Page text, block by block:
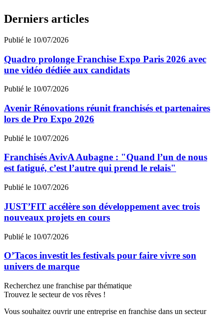
Derniers articles
Publié le 10/07/2026
Quadro prolonge Franchise Expo Paris 2026 avec
une vidéo dédiée aux candidats
Publié le 10/07/2026
Avenir Rénovations réunit franchisés et partenaires
lors de Pro Expo 2026
Publié le 10/07/2026
Franchisés AvivA Aubagne : "Quand l’un de nous
est fatigué, c’est l’autre qui prend le relais"
Publié le 10/07/2026
JUST’FIT accélère son développement avec trois
nouveaux projets en cours
Publié le 10/07/2026
O’Tacos investit les festivals pour faire vivre son
univers de marque
Recherchez une franchise par thématique
Trouvez le secteur de vos rêves !
Vous souhaitez ouvrir une entreprise en franchise dans un secteur